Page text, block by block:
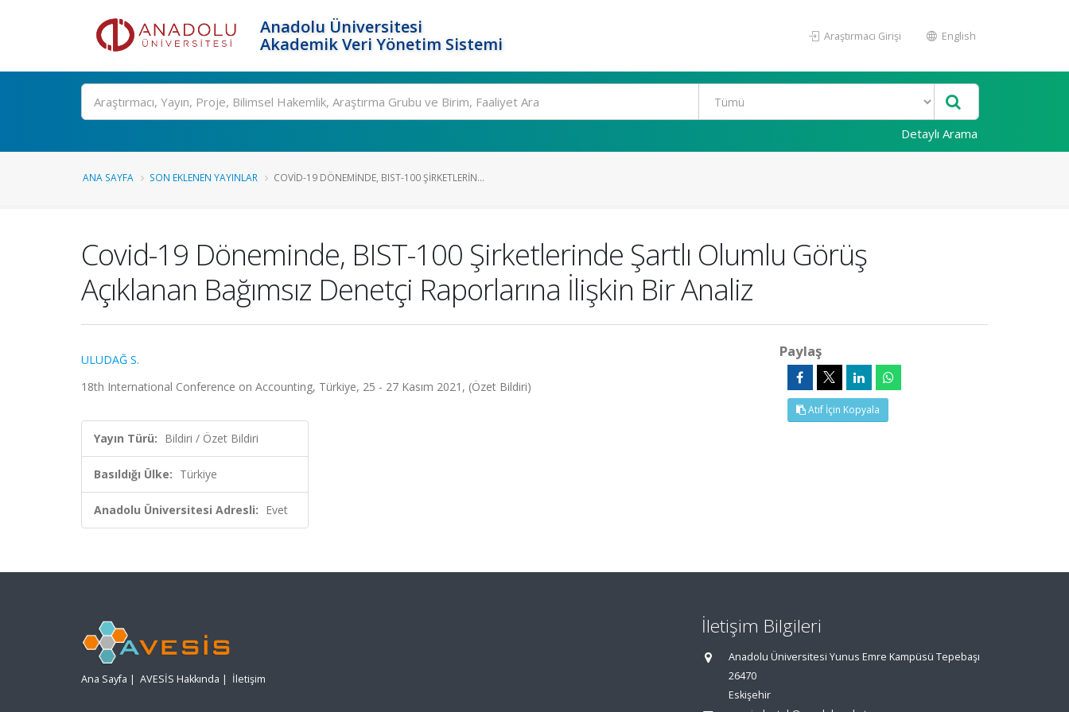
Anadolu Üniversitesi
Akademik Veri Yönetim Sistemi
Araştırmacı Girişi English
Ara
Detaylı Arama
ANA SAYFA SON EKLENEN YAYINLAR COVID-19 DÖNEMINDE, BIST-100 ŞIRKETLERIN...
Covid-19 Döneminde, BIST-100 Şirketlerinde Şartlı Olumlu Görüş
Açıklanan Bağımsız Denetçi Raporlarına İlişkin Bir Analiz
ULUDAĞ S.
18th International Conference on Accounting, Türkiye, 25 - 27 Kasım 2021, (Özet Bildiri)
Yayın Türü: Bildiri / Özet Bildiri
Basıldığı Ülke: Türkiye
Anadolu Üniversitesi Adresli: Evet
Paylaş
Atıf İçin Kopyala
Ana Sayfa | AVESİS Hakkında | İletişim
İletişim Bilgileri
Anadolu Üniversitesi Yunus Emre Kampüsü Tepebaşı
26470
Eskişehir